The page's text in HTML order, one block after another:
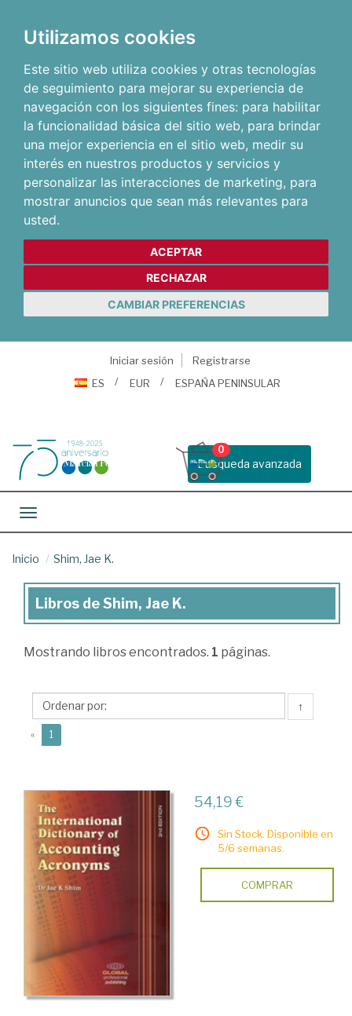
Utilizamos cookies
Este sitio web utiliza cookies y otras tecnologías
de seguimiento para mejorar su experiencia de
navegación con los siguientes fines: para habilitar
la funcionalidad básica del sitio web, para brindar
una mejor experiencia en el sitio web, medir su
interés en nuestros productos y servicios y
personalizar las interacciones de marketing, para
mostrar anuncios que sean más relevantes para
usted.
ACEPTAR
RECHAZAR
CAMBIAR PREFERENCIAS
Iniciar sesión
Registrarse
ES
EUR ESPAÑA PENINSULAR
Busqueda avanzada
0
Toggle navigation
Inicio Shim, Jae K.
Libros
Shim,
Libros de Shim, Jae K.
Mostrando libros encontrados. 1 páginas.
↑
« 1
54,19 €
Sin Stock. Disponible en
5/6 semanas.
COMPRAR